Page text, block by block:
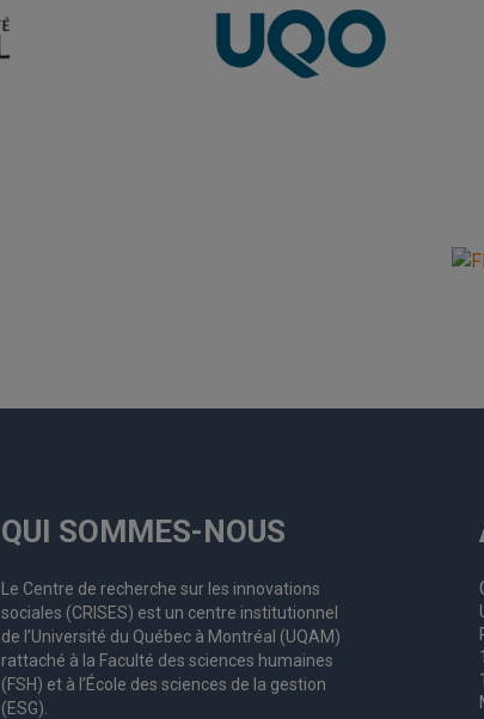
QUI SOMMES-NOUS
Le Centre de recherche sur les innovations
sociales (CRISES) est un centre institutionnel
de l’Université du Québec à Montréal (UQAM)
rattaché à la Faculté des sciences humaines
(FSH) et à l’École des sciences de la gestion
(ESG).